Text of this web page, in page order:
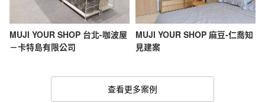
MUJI YOUR SHOP 台北-咖波屋
－卡特島有限公司
MUJI YOUR SHOP 麻豆-仁喬知
見建案
查看更多案例